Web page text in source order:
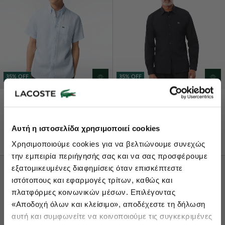
Αυτή η ιστοσελίδα χρησιμοποιεί cookies
Χρησιμοποιούμε cookies για να βελτιώνουμε συνεχώς
την εμπειρία περιήγησής σας και να σας προσφέρουμε
εξατομικευμένες διαφημίσεις όταν επισκέπτεστε
ιστότοπους και εφαρμογές τρίτων, καθώς και
πλατφόρμες κοινωνικών μέσων. Επιλέγοντας
«Αποδοχή όλων και κλείσιμο», αποδέχεστε τη δήλωση
αυτή και συμφωνείτε να κοινοποιούμε τις συγκεκριμένες
35% OFF
Πουκάμισο
35% OFF
Πουκάμισο Slim Fit
Lacoste Essentials Await
σας αγορά.
Ενδιαφέρομαι για:
Ανδρικά Παιδικά